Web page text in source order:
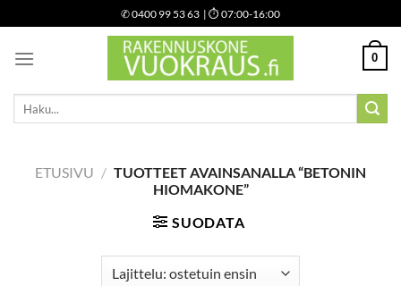
to
content
✆0400 99 53 63 | ⏱ 07:00-16:00
0
Etsi:
ETUSIVU / TUOTTEET AVAINSANALLA “BETONIN
HIOMAKONE”
SUODATA